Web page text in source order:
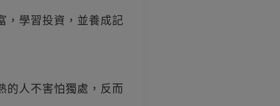
，學習投資，並養成記
的人不害怕獨處，反而